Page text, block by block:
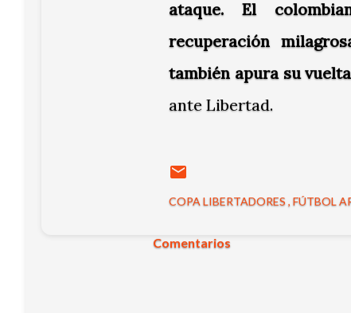
ataque. El
recuperación
también apura su
ante Libertad.
COPA LIBERTADORES FÚTBOL
Comentarios